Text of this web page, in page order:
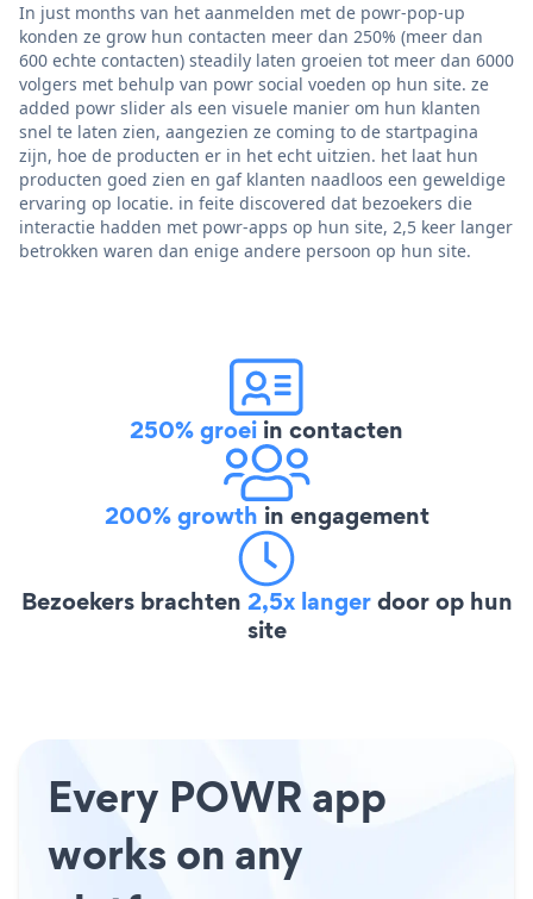
In just months van het aanmelden met de powr-pop-up
konden ze grow hun contacten meer dan 250% (meer dan
600 echte contacten) steadily laten groeien tot meer dan 6000
volgers met behulp van powr social voeden op hun site. ze
added powr slider als een visuele manier om hun klanten
snel te laten zien, aangezien ze coming to de startpagina
zijn, hoe de producten er in het echt uitzien. het laat hun
producten goed zien en gaf klanten naadloos een geweldige
ervaring op locatie. in feite discovered dat bezoekers die
interactie hadden met powr-apps op hun site, 2,5 keer langer
betrokken waren dan enige andere persoon op hun site.
250% groei in contacten
200% growth in engagement
Bezoekers brachten 2,5x langerdoor op hun
site
Every POWR app
works on any